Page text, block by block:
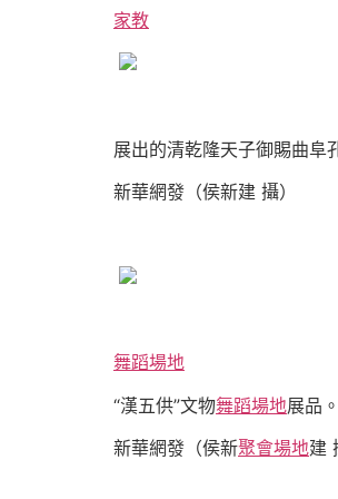
家教
展出的清乾隆天子御賜曲阜
新華網發（侯新建 攝）
舞蹈場地
“漢五供”文物舞蹈場地展品。
新華網發（侯新聚會場地建